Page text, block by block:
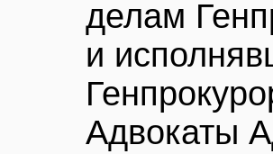
делам
и
Адвокаты